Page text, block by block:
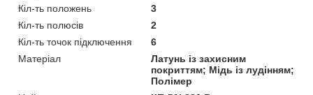
Кіл-ть положень
3
Кіл-ть полюсів
2
Кіл-ть точок підключення
6
Матеріал
Латунь із захисним
покриттям; Мідь із лудінням;
Полімер